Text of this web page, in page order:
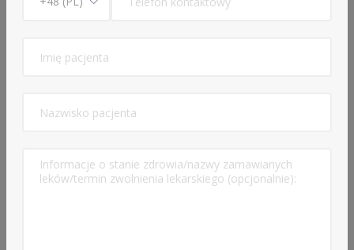
Opis usługi
69 zł
Doctor Consultation for foreigners -119 zł